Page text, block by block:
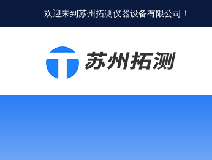
欢迎来到苏州拓测仪器设备有限公司 ！